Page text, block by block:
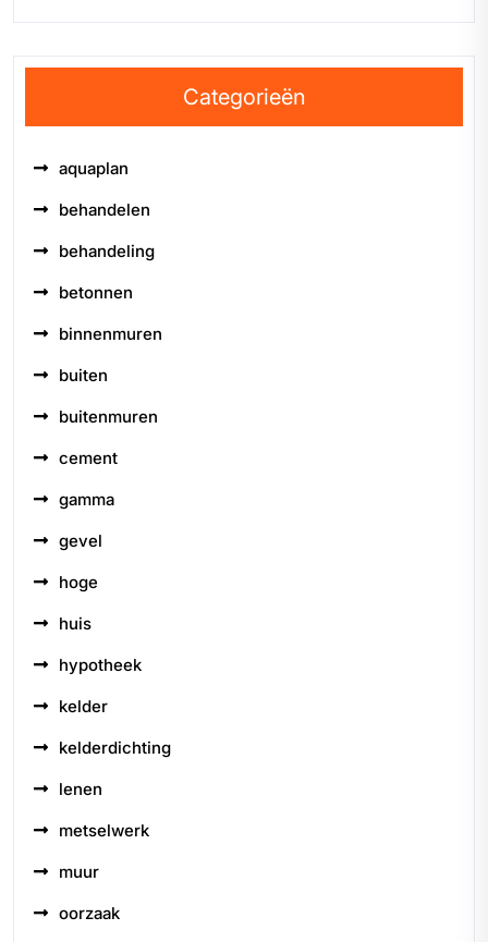
Categorieën
aquaplan
behandelen
behandeling
betonnen
binnenmuren
buiten
buitenmuren
cement
gamma
gevel
hoge
huis
hypotheek
kelder
kelderdichting
lenen
metselwerk
muur
oorzaak